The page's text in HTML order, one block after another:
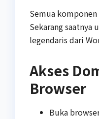
Semua
Sekarang
legendaris dari
Akses
Browser
Buka